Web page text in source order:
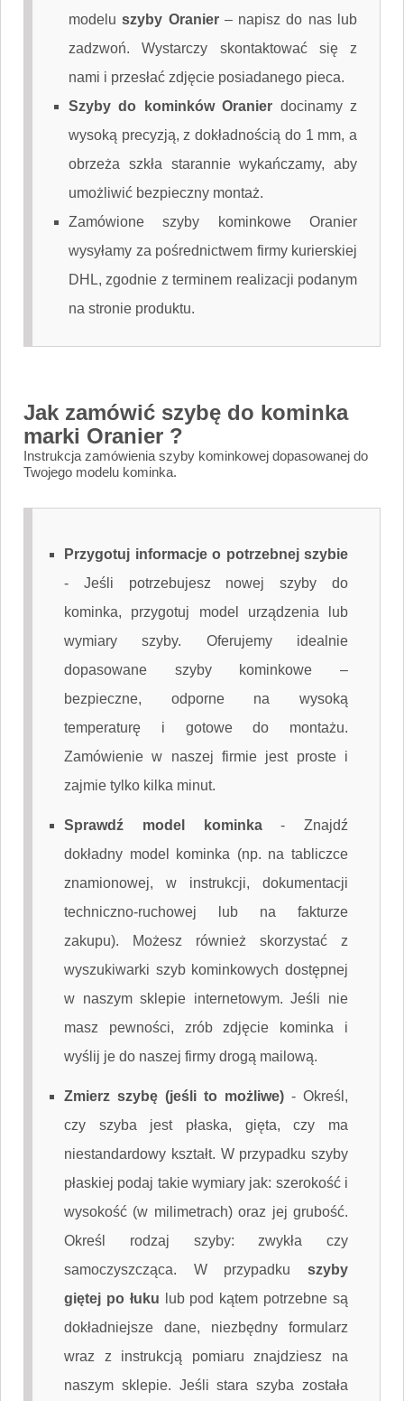
modeluszyby Oranier– napisz do naslub
zadzwoń. Wystarczy skontaktować się z
nami i przesłać zdjęcie posiadanego pieca.
Szyby do kominków Oranier docinamy z
wysoką precyzją, z dokładnością do 1 mm, a
obrzeża szkła starannie wykańczamy, aby
umożliwić bezpieczny montaż.
Zamówione szyby kominkowe Oranier
wysyłamy za pośrednictwem firmy kurierskiej
DHL, zgodnie z terminem realizacji podanym
na stronie produktu.
Jak zamówić szybę do kominka
marki Oranier ?
Instrukcja zamówienia szyby kominkowej dopasowanej do
Twojego modelu kominka.
Przygotuj informacje o potrzebnej szybie
- Jeśli potrzebujesz nowej szyby do
kominka, przygotuj model urządzenia lub
wymiary szyby. Oferujemy idealnie
dopasowane szyby kominkowe –
bezpieczne, odporne na wysoką
temperaturę i gotowe do montażu.
Zamówienie w naszej firmie jest proste i
zajmie tylko kilka minut.
Sprawdź model kominka- Znajdź
dokładny model kominka (np. na tabliczce
znamionowej, w instrukcji, dokumentacji
techniczno-ruchowej lub na fakturze
zakupu). Możesz również skorzystać z
wyszukiwarki szyb kominkowych dostępnej
w naszym sklepie internetowym. Jeśli nie
masz pewności, zrób zdjęcie kominka i
wyślij je do naszej firmy drogą mailową.
Zmierz szybę (jeśli to możliwe) - Określ,
czy szyba jest płaska, gięta, czy ma
niestandardowy kształt. W przypadku szyby
płaskiej podaj takie wymiary jak: szerokość i
wysokość (w milimetrach) oraz jej grubość.
Określ rodzaj szyby: zwykła czy
samoczyszcząca. W przypadku szyby
giętej po łuku lub pod kątem potrzebne są
dokładniejsze dane, niezbędny formularz
wraz z instrukcją pomiaru znajdziesz na
naszym sklepie. Jeśli stara szyba została